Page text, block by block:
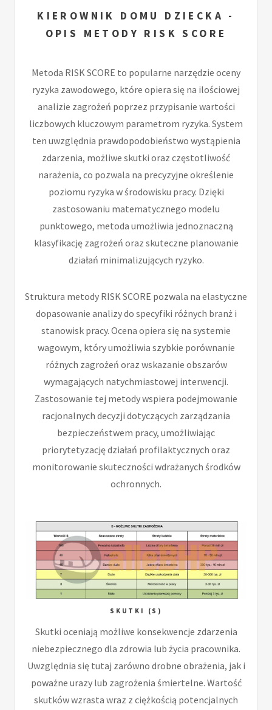
KIEROWNIK DOMU DZIECKA -
OPIS METODY RISK SCORE
Metoda RISK SCORE to popularne narzędzie oceny
ryzyka zawodowego, które opiera się na ilościowej
analizie zagrożeń poprzez przypisanie wartości
liczbowych kluczowym parametrom ryzyka. System
ten uwzględnia prawdopodobieństwo wystąpienia
zdarzenia, możliwe skutki oraz częstotliwość
narażenia, co pozwala na precyzyjne określenie
poziomu ryzyka w środowisku pracy. Dzięki
zastosowaniu matematycznego modelu
punktowego, metoda umożliwia jednoznaczną
klasyfikację zagrożeń oraz skuteczne planowanie
działań minimalizujących ryzyko.
Struktura metody RISK SCORE pozwala na elastyczne
dopasowanie analizy do specyfiki różnych branż i
stanowisk pracy. Ocena opiera się na systemie
wagowym, który umożliwia szybkie porównanie
różnych zagrożeń oraz wskazanie obszarów
wymagających natychmiastowej interwencji.
Zastosowanie tej metody wspiera podejmowanie
racjonalnych decyzji dotyczących zarządzania
bezpieczeństwem pracy, umożliwiając
priorytetyzację działań profilaktycznych oraz
monitorowanie skuteczności wdrażanych środków
ochronnych.
SKUTKI (S)
Skutki oceniają możliwe konsekwencje zdarzenia
niebezpiecznego dla zdrowia lub życia pracownika.
Uwzględnia się tutaj zarówno drobne obrażenia, jak i
poważne urazy lub zagrożenia śmiertelne. Wartość
skutków wzrasta wraz z ciężkością potencjalnych